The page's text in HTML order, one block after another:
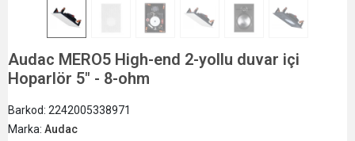
Audac MERO5 High-end 2-yollu duvar içi
Hoparlör 5" - 8-ohm
Barkod: 2242005338971
Marka: Audac